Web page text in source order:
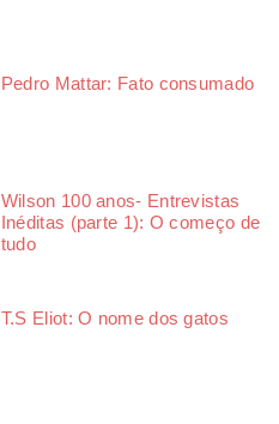
Pedro Mattar: Fato consumado
Wilson 100 anos- Entrevistas
Inéditas (parte 1): O começo de
tudo
T.S Eliot: O nome dos gatos